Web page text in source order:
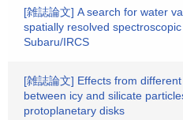
[雑誌論文] A search for water
spatially resolved
Subaru/IRCS
[雑誌論文] Effects from
between icy and silicate
protoplanetary disks